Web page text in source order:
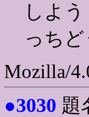
しよ
っち
Mozilla/
●3030 題